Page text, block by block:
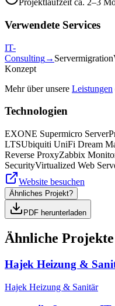
Projektlaufzeit ca. 2–3
Verwendete Services
IT-
Consulting→ Servermigration
Konzept
Mehr über unsere Leistungen
Technologien
EXONE Supermicro Server
LTSUbiquiti UniFi Dream
Reverse ProxyZabbix
SecurityVirtualized Web
Website besuchen
Ähnliches Projekt?
PDF herunterladen
Ähnliche Projekte
Hajek Heizung &
Hajek Heizung & Sanitär